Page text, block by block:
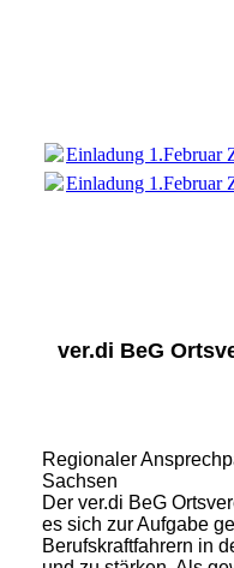
Einladung 1.Februar
Einladung 1.Februar
ver.di BeG
Regionaler
Sachsen
Der ver.di BeG
es sich zur Aufgabe
Berufskraftfahrern in